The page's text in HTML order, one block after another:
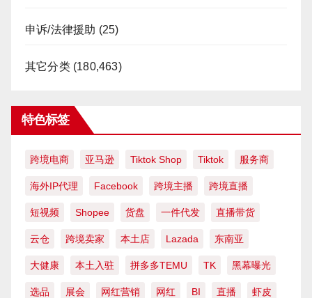
申诉/法律援助 (25)
其它分类(180,463)
特色标签
跨境电商 亚马逊 Tiktok Shop Tiktok 服务商
海外IP代理 Facebook 跨境主播 跨境直播
短视频 Shopee 货盘 一件代发 直播带货
云仓 跨境卖家 本土店 Lazada 东南亚
大健康 本土入驻 拼多多TEMU TK 黑幕曝光
选品 展会 网红营销 网红 BI 直播 虾皮